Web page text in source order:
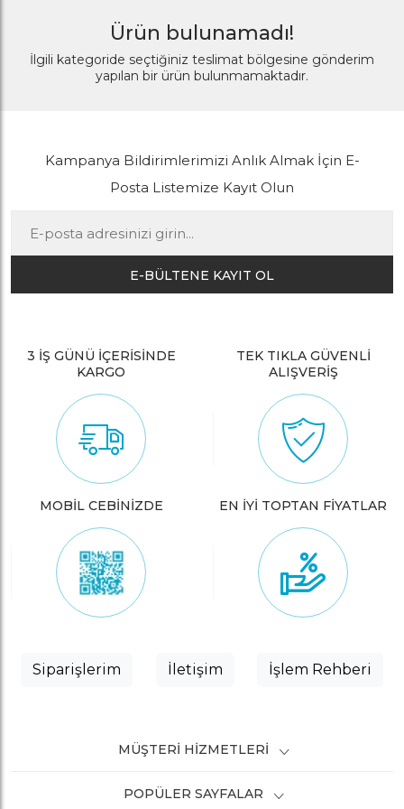
Ürün bulunamadı!
İlgili kategoride seçtiğiniz teslimat bölgesine gönderim
yapılan bir ürün bulunmamaktadır.
Kampanya Bildirimlerimizi Anlık Almak İçin E-
Posta Listemize Kayıt Olun
E-BÜLTENE KAYIT OL
3 İŞ GÜNÜ İÇERİSİNDE
KARGO
TEK TIKLA GÜVENLİ
ALIŞVERİŞ
MOBİL CEBİNİZDE EN İYİ TOPTAN FİYATLAR
Siparişlerim İletişim İşlem Rehberi
MÜŞTERI HIZMETLERI
POPÜLER SAYFALAR